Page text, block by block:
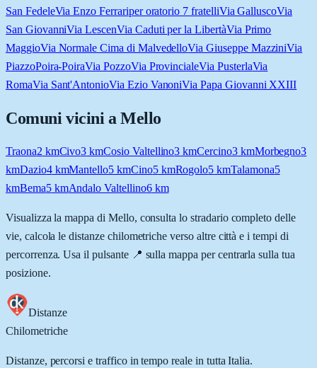
San FedeleVia Enzo Ferrariper oratorio 7 fratelliVia GalluscoVia
San GiovanniVia LescenVia Caduti per la LibertàVia Primo
MaggioVia Normale Cima di MalvedelloVia Giuseppe MazziniVia
PiazzoPoira-PoiraVia PozzoVia ProvincialeVia PusterlaVia
RomaVia Sant'AntonioVia Ezio VanoniVia Papa Giovanni XXIII
Comuni vicini aMello
Traona2 kmCivo3 kmCosio Valtellino3 kmCercino3kmMorbegno3
kmDazio4kmMantello5 kmCino5kmRogolo5 kmTalamona5
kmBema5kmAndalo Valtellino6km
Visualizza la mappa di Mello, consulta lo stradario completo delle
vie, calcola le distanze chilometriche verso altre città e i tempi di
percorrenza. Usa il pulsante 📍 sulla mappa per centrarla sulla tua
posizione.
Distanze
Chilometriche
Distanze, percorsi e traffico in tempo reale in tutta Italia.